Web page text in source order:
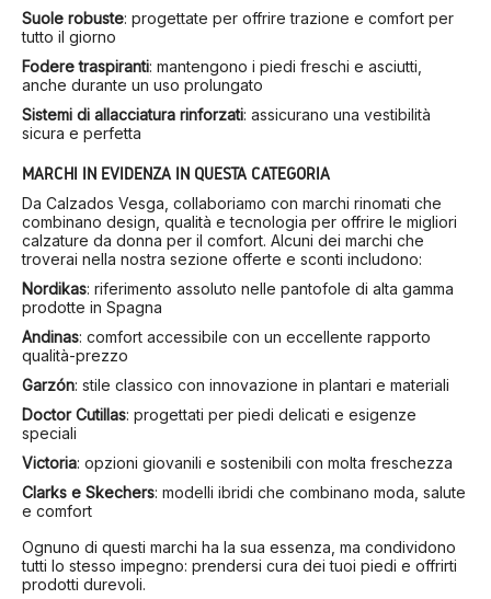
Suole robuste: progettate per offrire trazione e comfort per
tutto il giorno
Fodere traspiranti: mantengono i piedi freschi e asciutti,
anche durante un uso prolungato
Sistemi di allacciatura rinforzati: assicurano una vestibilità
sicura e perfetta
MARCHI IN EVIDENZA IN QUESTA CATEGORIA
Da Calzados Vesga, collaboriamo con marchi rinomati che
combinano design, qualità e tecnologia per offrire le migliori
calzature da donna per il comfort. Alcuni dei marchi che
troverai nella nostra sezione offerte e sconti includono:
Nordikas: riferimento assoluto nelle pantofole di alta gamma
prodotte in Spagna
Andinas: comfort accessibile con un eccellente rapporto
qualità-prezzo
Garzón: stile classico con innovazione in plantari e materiali
Doctor Cutillas: progettati per piedi delicati e esigenze
speciali
Victoria: opzioni giovanili e sostenibili con molta freschezza
Clarks e Skechers: modelli ibridi che combinano moda, salute
e comfort
Ognuno di questi marchi ha la sua essenza, ma condividono
tutti lo stesso impegno: prendersi cura dei tuoi piedi e offrirti
prodotti durevoli.